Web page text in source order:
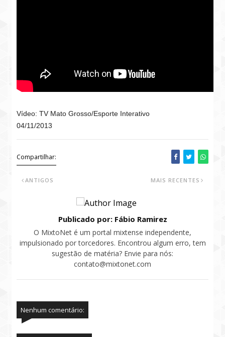
Vídeo: TV Mato Grosso/Esporte Interativo
04/11/2013
Compartilhar:
MAIS RECENTES
ANTIGOS
Publicado por: Fábio Ramirez
O MixtoNet é um portal mixtense independente,
impulsionado por torcedores. Encontrou algum erro, tem
sugestão de matéria? Envie para nós:
contato@mixtonet.com
Nenhum comentário: